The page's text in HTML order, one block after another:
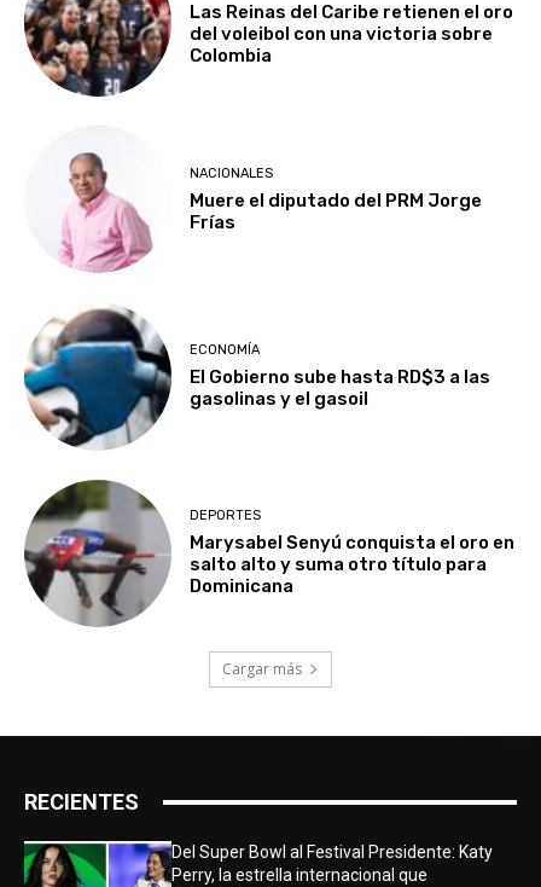
Las Reinas del Caribe retienen el oro
del voleibol con una victoria sobre
Colombia
NACIONALES
Muere el diputado del PRM Jorge
Frías
ECONOMÍA
El Gobierno sube hasta RD$3 a las
gasolinas y el gasoil
DEPORTES
Marysabel Senyú conquista el oro en
salto alto y suma otro título para
Dominicana
Cargar más
RECIENTES
Del Super Bowl al Festival Presidente: Katy
Perry, la estrella internacional que